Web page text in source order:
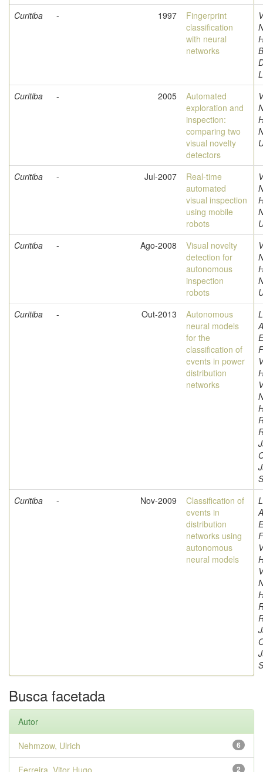
Curitiba - 1997
Fingerprint
classification
with neural
networks
Curitiba
- 2005
Automated
exploration and
inspection:
comparing two
visual novelty
detectors
Curitiba - Jul-2007
Real-time
automated
visual inspection
using mobile
robots
Curitiba
- Ago-2008
Visual novelty
detection for
autonomous
inspection
robots
Curitiba
- Out-2013
Autonomous
neural models
for the
classification of
events in power
distribution
networks
Curitiba
- Nov-2009
Classification of
events in
distribution
networks using
autonomous
neural models
Busca facetada
Autor
6
Nehmzow, Ulrich
2
Ferreira, Vitor Hugo